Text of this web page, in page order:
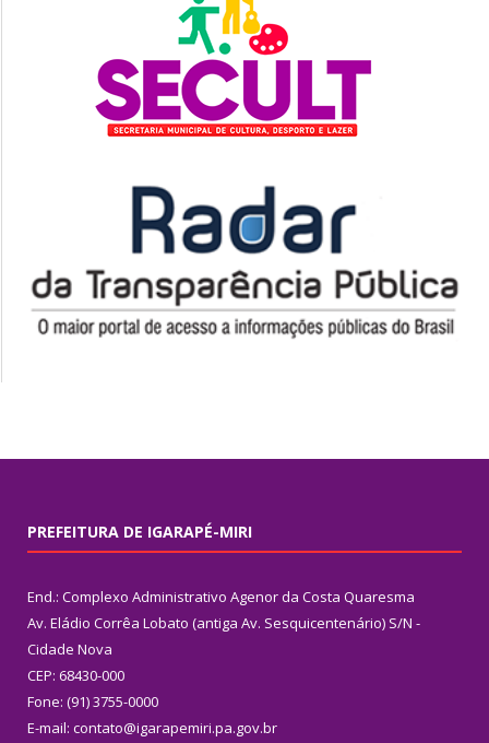
PREFEITURA DE IGARAPÉ-MIRI
End.: Complexo Administrativo Agenor da Costa Quaresma
Av. Eládio Corrêa Lobato (antiga Av. Sesquicentenário) S/N -
Cidade Nova
CEP: 68430-000
Fone: (91) 3755-0000
E-mail: contato@igarapemiri.pa.gov.br